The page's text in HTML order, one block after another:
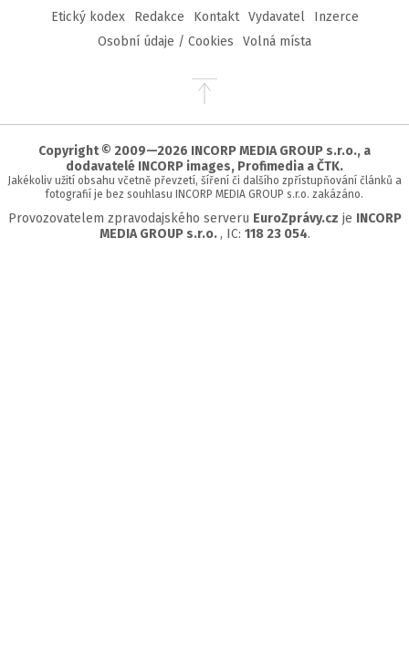
Etický kodex Redakce Kontakt Vydavatel
Inzerce
Osobní údaje / Cookies
Volná místa
Přejít
stránky
Copyright © 2009—2026 INCORP MEDIA GROUP s.r.o., a
dodavatelé INCORP images, Profimedia a ČTK.
Jakékoliv užití obsahu včetně převzetí, šíření či dalšího zpřístupňování článků a
fotografií je bez souhlasu INCORP MEDIA GROUP s.r.o. zakázáno.
Provozovatelem zpravodajského serveru EuroZprávy.cz je INCORP
MEDIA GROUP s.r.o. , IC: 118 23 054.